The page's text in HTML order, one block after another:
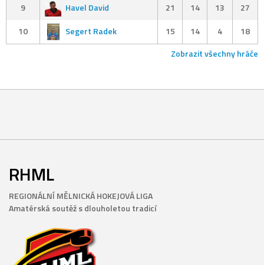
9
Havel David 21 14 13
27
10
Segert Radek 15 14 4
18
Zobrazit všechny hráče
RHML
REGIONÁLNÍ MĚLNICKÁ HOKEJOVÁ LIGA
Amatérská soutěž s dlouholetou tradicí